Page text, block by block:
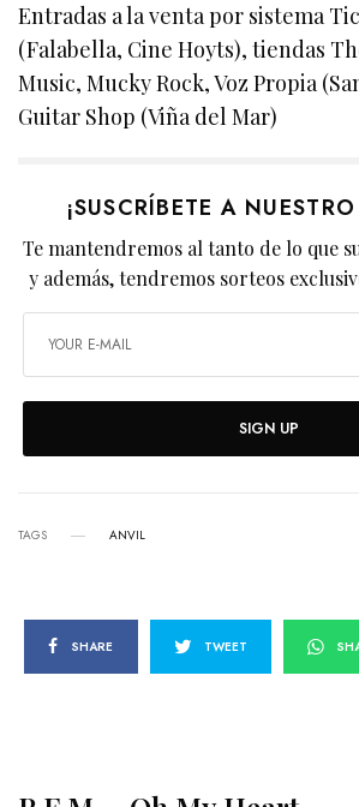
Entradas a la venta por sistema
(Falabella, Cine Hoyts), tiendas
Music, Mucky Rock, Voz Propia
Guitar Shop (Viña del Mar)
¡SUSCRÍBETE A
Te mantendremos al tanto de lo que
y además, tendremos sorteos
SIGN UP
TAGS ANVIL
SHARE TWEET